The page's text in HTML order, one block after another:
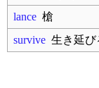
lance 槍
survive 生き延び